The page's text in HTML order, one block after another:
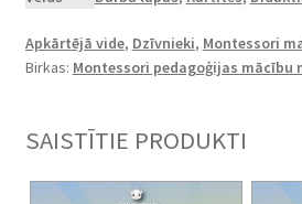
Apkārtējā vide, Dzīvnieki, Montessori
Birkas: Montessori pedagoģijas mācību
SAISTĪTIE PRODUKTI